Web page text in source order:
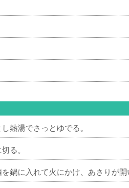
熱湯でさっとゆでる。
る。
鍋に入れて火にかけ、あさりが開